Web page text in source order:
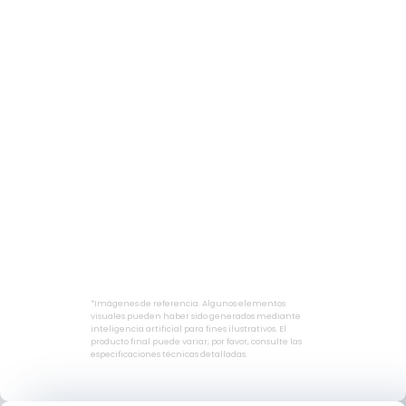
*Imágenes de referencia. Algunos elementos
visuales pueden haber sido generados mediante
inteligencia artificial para fines ilustrativos. El
producto final puede variar; por favor, consulte las
especificaciones técnicas detalladas.